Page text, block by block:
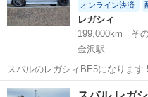
オンライン決済
レガシィ
199,000km
そ
金沢駅
スバルのレガシィBE5になります
相談です ワイドボディ、ブレン
石川 金沢市 レ